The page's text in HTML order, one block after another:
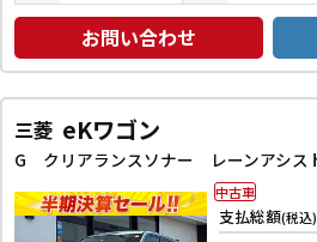
お問い合わせ
三菱 eKワゴン
支払総額(税込)
中古車